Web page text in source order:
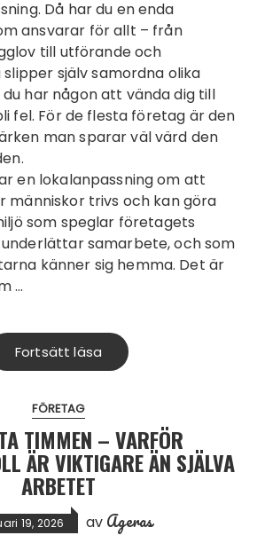
Då har du en enda
ansvarar för allt – från
till utförande och
själv samordna olika
har någon att vända dig till
fel. För de flesta företag är den
man sparar väl värd den
en lokalanpassning om att
människor trivs och kan göra
som speglar företagets
samarbete, och som
känner sig hemma. Det är
…
Fortsätt läsa
FÖRETAG
TIMMEN – VARFÖR
ÄR VIKTIGARE ÄN SJÄLVA
ARBETET
19, 2026 av Ageras